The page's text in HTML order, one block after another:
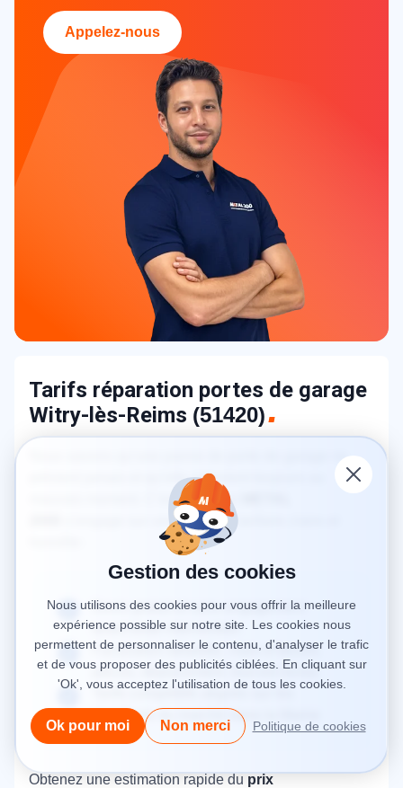
Appelez-nous
Tarifs réparation portes de garage
Witry-lès-Reims (51420)
Nous savons qu’une panne de porte de garage ne
prévient jamais et qu’elle intervient toujours au
mauvais moment. C’est pourquoi
s’engage sur une politique tarifaire claire et
Devis gratuit et sans engagement
avant toute intervention
Facturation détaillée, main-d’œuvre,
pièces, déplacement, tout est inclus
Tarifs compétitifs alignés sur les
standards du marché dans la Marne
Obtenez une estimation rapide du prix
Gestion des cookies
Nous utilisons des cookies pour vous offrir la meilleure
expérience possible sur notre site. Les cookies nous
permettent de personnaliser le contenu, d'analyser le trafic
et de vous proposer des publicités ciblées. En cliquant sur
'Ok', vous acceptez l'utilisation de tous les cookies.
Ok pour moi Non merci Politique de cookies